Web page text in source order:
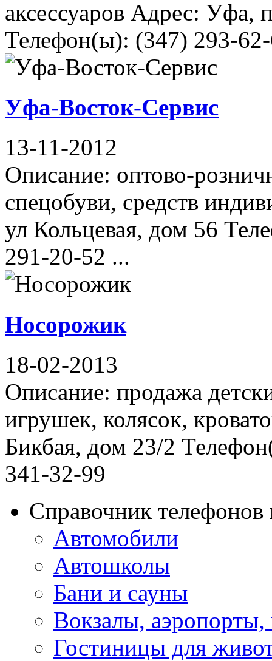
аксессуаров Адрес: Уфа,
Телефон(ы): (347) 293-
Уфа-Восток-Сервис
13-11-2012
Описание: оптово-
спецобуви, средств
ул Кольцевая, дом 56
291-20-52 ...
Носорожик
18-02-2013
Описание: продажа
игрушек, колясок,
Бикбая, дом 23/2
341-32-99
Справочник
Автомобили
Автошколы
Бани и сауны
Вокзалы,
Гостиницы для